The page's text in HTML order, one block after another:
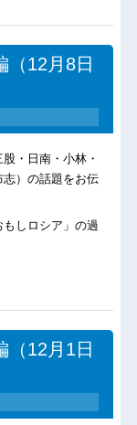
（12月8日
・日南・小林・
）の話題をお伝
しロシア」の過
（12月1日